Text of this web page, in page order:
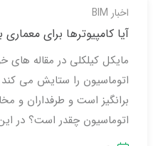
اخبار BIM
آیا کامپیوترها برای
مایکل کیلکلی در مقاله های
اتوماسیون را ستایش می
برانگیز است و طرفداران و
اتوماسیون چقدر است؟ در